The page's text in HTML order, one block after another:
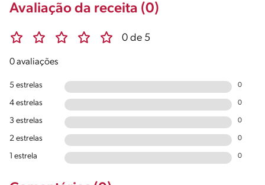
Avaliação da receita (0)
0 de 5
0 avaliações
5 estrelas 0
4 estrelas 0
3 estrelas 0
2 estrelas 0
1 estrela 0